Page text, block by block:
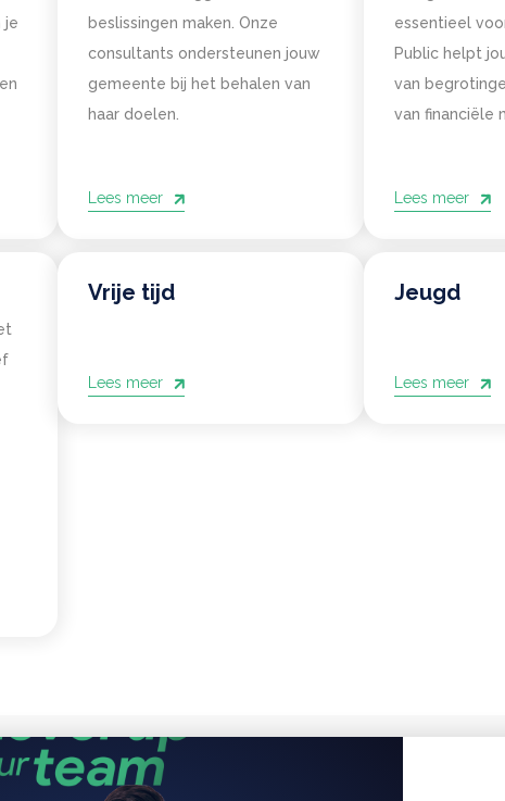
je
beslissingen maken. Onze
consultants ondersteunen jouw
gemeente bij het behalen van
haar doelen.
Lees meer
essentieel
Public helpt
van
van financiële
Lees meer
Vrije tijd
Lees meer
Jeugd
Lees meer
enim ad minim veniam, quis nostrud
nisi ut aliquip ex ea commodo consequat.